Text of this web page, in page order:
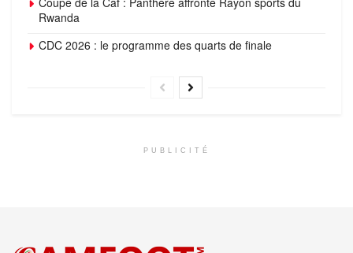
Rwanda
CDC 2026 : le programme des quarts de finale
PUBLICITÉ